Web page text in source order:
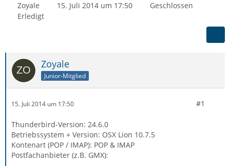
Zoyale 15. Juli 2014 um 17:50
Geschlossen
Erledigt
Zoyale
Junior-Mitglied
15. Juli 2014 um 17:50 #1
Thunderbird-Version: 24.6.0
Betriebssystem + Version: OSX Lion 10.7.5
Kontenart (POP / IMAP): POP & IMAP
Postfachanbieter (z.B. GMX):